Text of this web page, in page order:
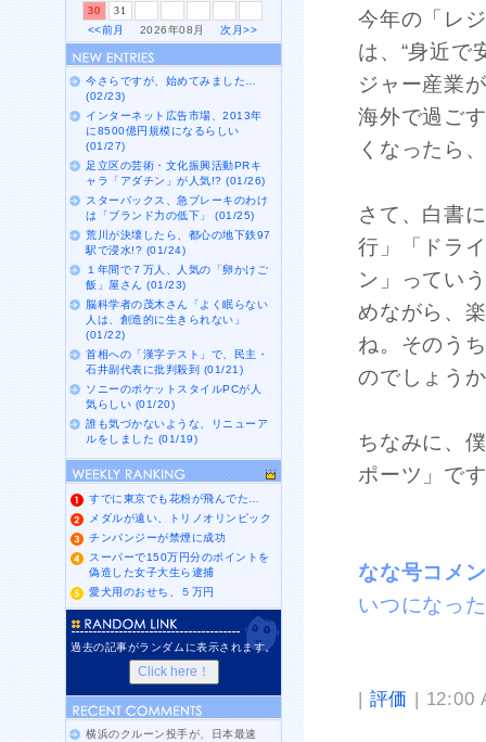
今年の「レ
は、“身近で
ジャー産業
海外で過ご
くなったら
さて、白書
行」「ドラ
ン」ってい
めながら、
ね。そのう
のでしょう
ちなみに、
ポーツ」で
なな号コ
いつになっ
| 評価 | 12:00
30
31
<<前月
2026年08月次月>>
今さらですが、始めてみました…
(02/23)
インターネット広告市場、2013年
に8500億円規模になるらしい
(01/27)
足立区の芸術・文化振興活動PRキ
ャラ「アダチン」が人気!? (01/26)
スターバックス、急ブレーキのわけ
は「ブランド力の低下」 (01/25)
荒川が決壊したら、都心の地下鉄97
駅で浸水!? (01/24)
１年間で７万人、人気の「卵かけご
飯」屋さん (01/23)
脳科学者の茂木さん「よく眠らない
人は、創造的に生きられない」
(01/22)
首相への「漢字テスト」で、民主・
石井副代表に批判殺到 (01/21)
ソニーのポケットスタイルPCが人
気らしい (01/20)
誰も気づかないような、リニューア
ルをしました (01/19)
すでに東京でも花粉が飛んでた…
メダルが遠い、トリノオリンピック
チンパンジーが禁煙に成功
スーパーで150万円分のポイントを
偽造した女子大生ら逮捕
愛犬用のおせち、５万円
過去の記事がランダムに表示されます。
横浜のクルーン投手が、日本最速